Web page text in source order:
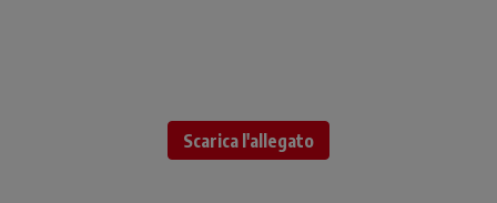
Scarica l'allegato